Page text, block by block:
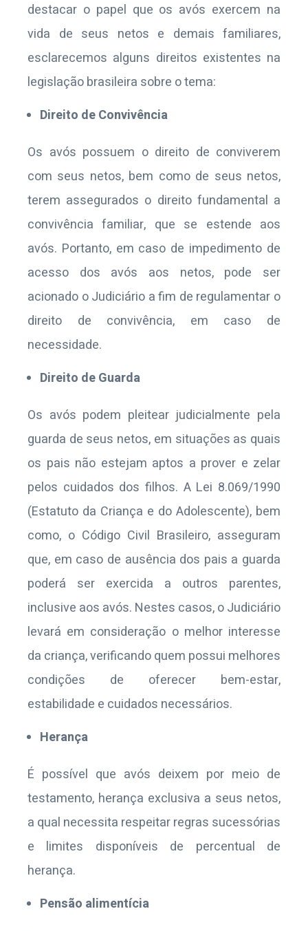
destacar o papel que os avós exercem na
vida de seus netos e demais familiares,
esclarecemos alguns direitos existentes na
legislação brasileira sobre o tema:
Direito de Convivência
Os avós possuem o direito de conviverem
com seus netos, bem como de seus netos,
terem assegurados o direito fundamental a
convivência familiar, que se estende aos
avós. Portanto, em caso de impedimento de
acesso dos avós aos netos, pode ser
acionado o Judiciário a fim de regulamentar o
direito de convivência, em caso de
necessidade.
Direito de Guarda
Os avós podem pleitear judicialmente pela
guarda de seus netos, em situações as quais
os pais não estejam aptos a prover e zelar
pelos cuidados dos filhos. A Lei 8.069/1990
(Estatuto da Criança e do Adolescente), bem
como, o Código Civil Brasileiro, asseguram
que, em caso de ausência dos pais a guarda
poderá ser exercida a outros parentes,
inclusive aos avós. Nestes casos, o Judiciário
levará em consideração o melhor interesse
da criança, verificando quem possui melhores
condições de oferecer bem-estar,
estabilidade e cuidados necessários.
Herança
É possível que avós deixem por meio de
testamento, herança exclusiva a seus netos,
a qual necessita respeitar regras sucessórias
e limites disponíveis de percentual de
herança.
Pensão alimentícia